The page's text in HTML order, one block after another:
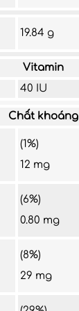
19.84 g
Vitamin
40 IU
Chất khoáng
(1%)
12 mg
(6%)
0.80 mg
(8%)
29 mg